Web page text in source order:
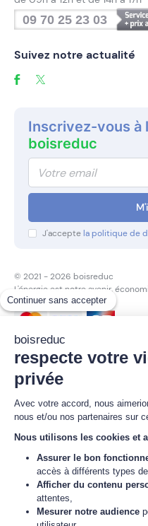
Continuer sans accepter
boisreduc
respecte votre
privée
Avec votre accord, nous
nous et/ou nos partenaires sur
Nous utilisons les cookies et
Assurer le bon
accès à différents types
Afficher du contenu
attentes,
Mesurer notre audience
09 70 25 23 03
Suivez notre actualité
Inscrivez-vous à
boisreduc
J'acceptela politique de
© 2021 - 2026 boisreduc
L'énergie est notre avenir,
Paiement sécurisé